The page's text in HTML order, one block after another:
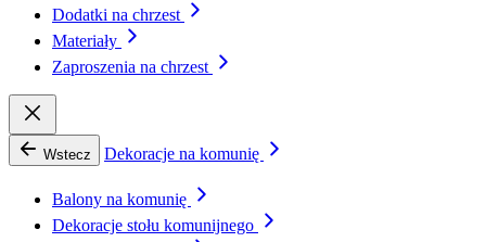
Dodatki na chrzest
Materiały
Zaproszenia na chrzest
Wstecz Dekoracje na komunię
Balony na komunię
Dekoracje stołu komunijnego